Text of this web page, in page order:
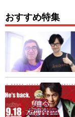
おすすめ特集